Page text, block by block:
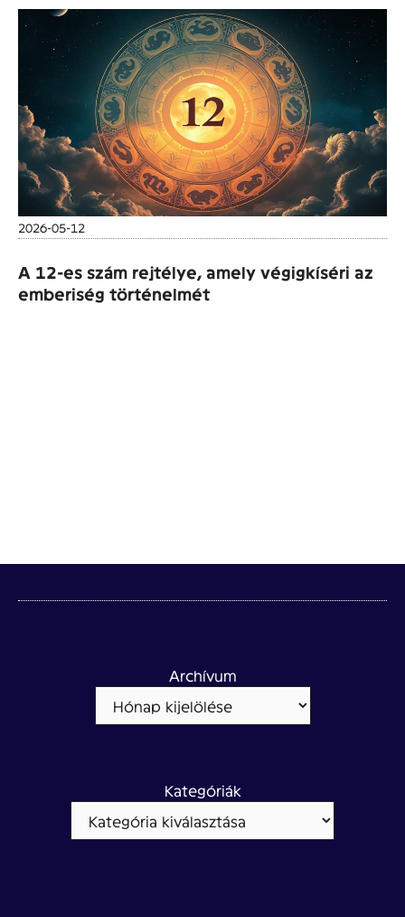
2026-05-12
A 12-es szám rejtélye, amely végigkíséri az
emberiség történelmét
Archívum
Kategóriák